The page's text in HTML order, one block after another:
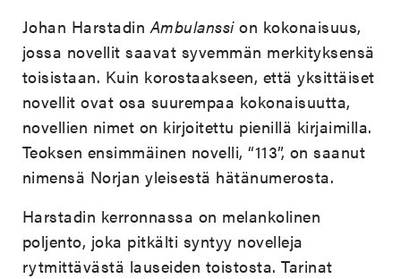
Johan HarstadinAmbulanssion kokonaisuus,
jossa novellit saavat syvemmän merkityksensä
toisistaan. Kuin korostaakseen, että yksittäiset
novellit ovat osa suurempaa kokonaisuutta,
novellien nimet on kirjoitettu pienillä kirjaimilla.
Teoksen ensimmäinen novelli, “113”, on saanut
nimensä Norjan yleisestä hätänumerosta.
Harstadin kerronnassa on melankolinen
poljento, joka pitkälti syntyy novelleja
rytmittävästä lauseiden toistosta. Tarinat